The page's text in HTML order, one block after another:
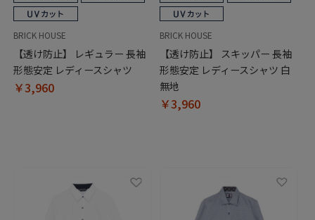
BRICK HOUSE
【透け防止】 レギュラー 長袖
形態安定 レディースシャツ
￥3,960
BRICK HOUSE
【透け防止】 スキッパー 長袖
形態安定 レディースシャツ 白
無地
￥3,960